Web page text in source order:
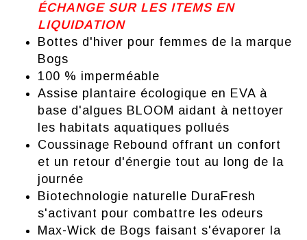
ÉCHANGE SUR LES ITEMS EN
LIQUIDATION
Bottes d'hiver pour femmes de la marque
Bogs
100 % imperméable
Assise plantaire écologique en EVA à
base d'algues BLOOM aidant à nettoyer
les habitats aquatiques pollués
Coussinage Rebound offrant un confort
et un retour d'énergie tout au long de la
journée
Biotechnologie naturelle DuraFresh
s'activant pour combattre les odeurs
Max-Wick de Bogs faisant s'évaporer la